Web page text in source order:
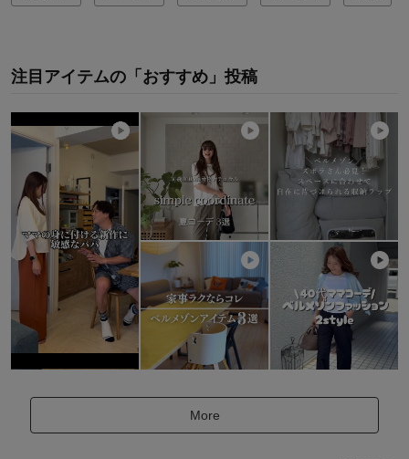
注目アイテムの「おすすめ」投稿
More